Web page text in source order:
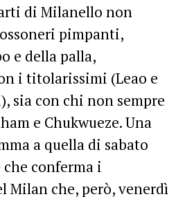
di Milanello non
pimpanti,
e della palla,
i titolarissimi (Leao e
sia con chi non sempre
e Chukwueze. Una
a quella di sabato
conferma i
Milan che, però, venerdì